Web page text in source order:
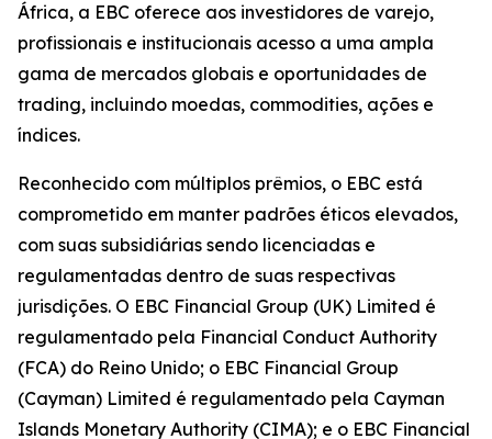
África, a EBC oferece aos investidores de varejo,
profissionais e institucionais acesso a uma ampla
gama de mercados globais e oportunidades de
trading, incluindo moedas, commodities, ações e
índices.
Reconhecido com múltiplos prêmios, o EBC está
comprometido em manter padrões éticos elevados,
com suas subsidiárias sendo licenciadas e
regulamentadas dentro de suas respectivas
jurisdições. O EBC Financial Group (UK) Limited é
regulamentado pela Financial Conduct Authority
(FCA) do Reino Unido; o EBC Financial Group
(Cayman) Limited é regulamentado pela Cayman
Islands Monetary Authority (CIMA); e o EBC Financial